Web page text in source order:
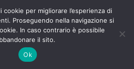
per migliorare l’esperienza di
Proseguendo nella navigazione si
In caso contrario è possibile
il sito.
Ok